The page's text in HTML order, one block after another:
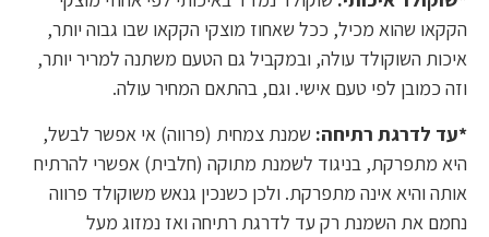
הקקאו שהוא מכיל, ככל שאחוז מוצקי הקקאו שבו גבוה יותר,
איכות השוקולד עולה, ובמקביל גם הטעם משתנה למריר יותר,
וזה כמובן לפי טעם אישי. וגם, בהתאם המחיר עולה.
*עד לדרגת רתיחה: שמנת צמחית (פרווה) אי אפשר לבשל,
היא מתפרקת, בניגוד לשמנת מתוקה (חלבית) אפשרי להרתיח
אותה והיא אינה מתפרקת. ולכן כשנכין גנאש משוקולד פרווה
נחמם את השמנת רק עד לדרגת רתיחה ואז נמזוג מעל